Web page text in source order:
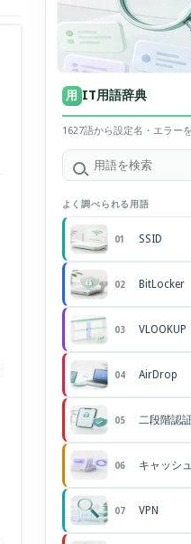
用 IT用語辞典
1627語から設定名・エラー
よく調べられる用語
01 SSID
02 BitLocker
03 VLOOKUP
04 AirDrop
05 二段階認
06 キャッシュ
07 VPN